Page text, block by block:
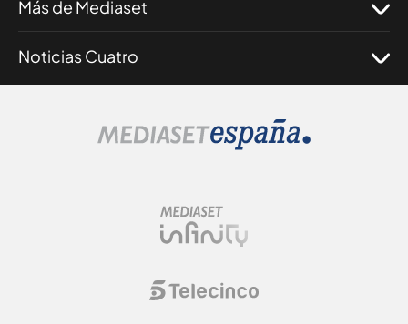
Más de Mediaset
Noticias Cuatro